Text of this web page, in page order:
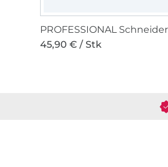
PROFESSIONAL
45,90 € / Stk